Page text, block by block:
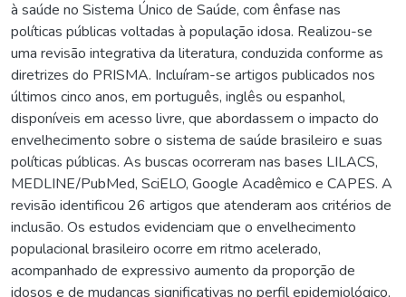
à saúde no Sistema Único de Saúde, com ênfase nas
políticas públicas voltadas à população idosa. Realizou-se
uma revisão integrativa da literatura, conduzida conforme as
diretrizes do PRISMA. Incluíram-se artigos publicados nos
últimos cinco anos, em português, inglês ou espanhol,
disponíveis em acesso livre, que abordassem o impacto do
envelhecimento sobre o sistema de saúde brasileiro e suas
políticas públicas. As buscas ocorreram nas bases LILACS,
MEDLINE/PubMed, SciELO, Google Acadêmico e CAPES. A
revisão identificou 26 artigos que atenderam aos critérios de
inclusão. Os estudos evidenciam que o envelhecimento
populacional brasileiro ocorre em ritmo acelerado,
acompanhado de expressivo aumento da proporção de
idosos e de mudanças significativas no perfil epidemiológico,